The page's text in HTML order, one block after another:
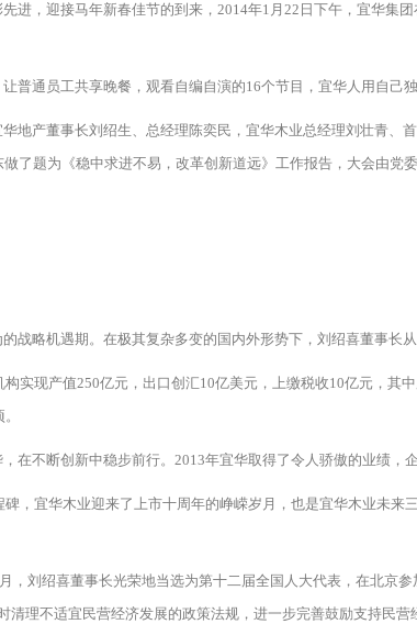
进，迎接马年新春佳节的到来，2014年1月22日下午，宜华集
普通员工共享晚餐，观看自编自演的16个节目，宜华人用自己
地产董事长刘绍生、总经理陈奕民，宜华木业总经理刘壮青、
了题为《稳中求进不易，改革创新道远》工作报告，大会由党委
战略机遇期。在极其复杂多变的国内外形势下，刘绍喜董事长
实现产值250亿元，出口创汇10亿美元，上缴税收10亿元，其
在不断创新中稳步前行。2013年宜华取得了令人骄傲的业绩，
，宜华木业迎来了上市十周年的峥嵘岁月，也是宜华木业未
，刘绍喜董事长光荣地当选为第十二届全国人大代表，在北京
清理不适宜民营经济发展的政策法规，进一步完善鼓励支持民